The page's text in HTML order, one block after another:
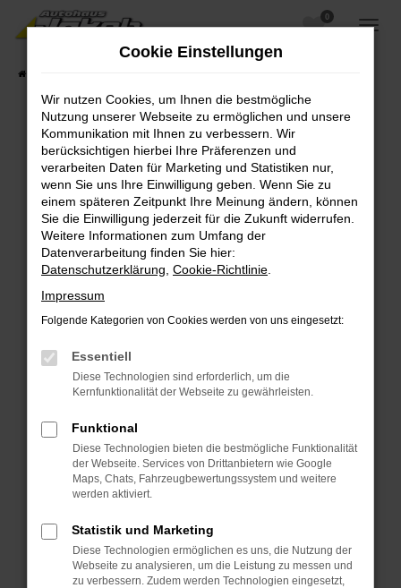
Zum
Hauptinhalt
0
Fehler: Network Error
Beim Laden ist ein Fehler aufgetreten.
Hier sind ein paar Tipps, die dir helfen können:
Überprüfe deine Firewall und deine
Internetverbindung.
Laden andere Webseiten, zum Beispiel deine
Suchmaschine?
Prüfe deine Browsererweiterungen.
Manche Erweiterungen, wie Werbeblocker,
können das Laden bestimmter Seiten
verhindern. Funktioniert die Seite in einem
Fenster?
Starte dein Gerät neu.
Das kann manchmal helfen, vorübergehende
Probleme zu beheben.
Betriebssystem auf dem neuesten Stand
sind.
Veraltete Software birgt nicht nur ein
Cookie Einstellungen
Wir nutzen Cookies, um Ihnen die bestmögliche
Nutzung unserer Webseite zu ermöglichen und unsere
Kommunikation mit Ihnen zu verbessern. Wir
berücksichtigen hierbei Ihre Präferenzen und
verarbeiten Daten für Marketing und Statistiken nur,
wenn Sie uns Ihre Einwilligung geben. Wenn Sie zu
einem späteren Zeitpunkt Ihre Meinung ändern, können
Sie die Einwilligung jederzeit für die Zukunft widerrufen.
Weitere Informationen zum Umfang der
Datenverarbeitung finden Sie hier:
Datenschutzerklärung Cookie-Richtlinie
Impressum
Folgende Kategorien von Cookies werden von uns eingesetzt:
Essentiell
Diese Technologien sind erforderlich, um die
Kernfunktionalität der Webseite zu gewährleisten.
Funktional
Diese Technologien bieten die bestmögliche Funktionalität
der Webseite. Services von Drittanbietern wie Google
Maps, Chats, Fahrzeugbewertungssystem und weitere
werden aktiviert.
Statistik und Marketing
Diese Technologien ermöglichen es uns, die Nutzung der
Webseite zu analysieren, um die Leistung zu messen und
zu verbessern. Zudem werden Technologien eingesetzt,